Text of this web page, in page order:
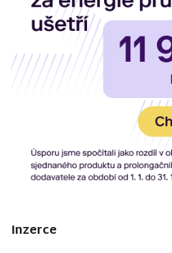
Inzerce